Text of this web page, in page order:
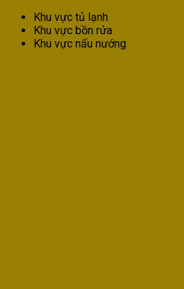
Khu vực tủ lạnh
Khu vực bồn rửa
Khu vực nấu nướng